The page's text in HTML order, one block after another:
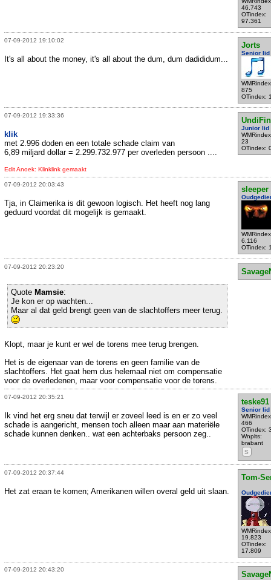
46.743
OTindex:
97.361
07-09-2012 19:10:02
Jorts
Senior lid
875
OTindex:
It's all about the money, it's all about the dum, dum dadididum...
07-09-2012 19:33:36
Junior lid
23
OTindex:
klik
met 2.996 doden en een totale schade claim van
6,89 miljard dollar = 2.299.732.977 per overleden persoon ....
Edit Anoek: Klinklink gemaakt
07-09-2012 20:03:43
sleeper
6.116
OTindex:
Tja, in Claimerika is dit gewoon logisch. Het heeft nog lang
geduurd voordat dit mogelijk is gemaakt.
07-09-2012 20:23:20
Quote Mamsie:
Je kon er op wachten...
Maar al dat geld brengt geen van de slachtoffers meer terug.
Klopt, maar je kunt er wel de torens mee terug brengen.
Het is de eigenaar van de torens en geen familie van de
slachtoffers. Het gaat hem dus helemaal niet om compensatie
voor de overledenen, maar voor compensatie voor de torens.
07-09-2012 20:35:21
teske91
Senior lid
466
OTindex:
Wnplts:
brabant
S
Ik vind het erg sneu dat terwijl er zoveel leed is en er zo veel
schade is aangericht, mensen toch alleen maar aan materiële
schade kunnen denken.. wat een achterbaks persoon zeg..
07-09-2012 20:37:44
Tom-
19.823
OTindex:
17.809
Het zat eraan te komen; Amerikanen willen overal geld uit slaan.
07-09-2012 20:43:20